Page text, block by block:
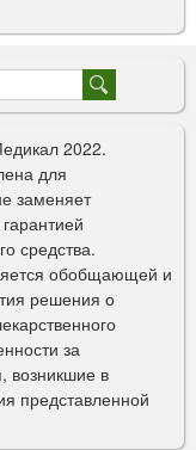
2022.
для
заменяет
средства.
обобщающей и
решения о
за
возникшие в
представленной